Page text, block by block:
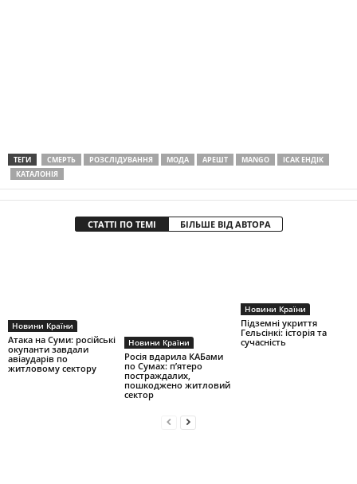
ТЕГИ СМЕРТЬ РОЗСЛІДУВАННЯ МОДА АРЕШТ MANGO
ІСАК ЕНДІК
КАТАЛОНІЯ
СТАТТІ ПО ТЕМІ БІЛЬШЕ ВІД АВТОРА
Новини Країни
Атака на Суми: російські
окупанти завдали
авіаударів по
житловому сектору
Новини Країни
Росія вдарила КАБами
по Сумах: п’ятеро
постраждалих,
пошкоджено житловий
сектор
Новини Країни
Підземні укриття
Гельсінкі: історія та
сучасність